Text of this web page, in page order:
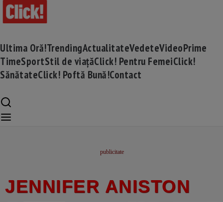
Ultima Oră!TrendingActualitateVedeteVideoPrime
TimeSportStil de viațăClick! Pentru FemeiClick!
SănătateClick! Poftă Bună!Contact
JENNIFER ANISTON